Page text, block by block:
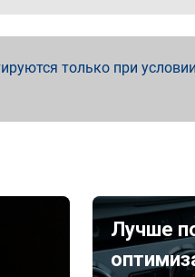
только при
Лучше